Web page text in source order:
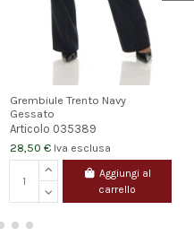
Grembiule Trento Navy
Gessato
Articolo 035389
28,50 € Iva esclusa
Aggiungi al
carrello